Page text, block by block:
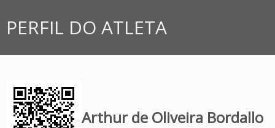
PERFIL DO ATLETA
Arthur de Oliveira Bordallo